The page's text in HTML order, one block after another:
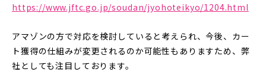
https://www.jftc.go.jp/soudan/jyohoteikyo/1204.html
アマゾンの方で対応を検討していると考えられ、今後、カー
ト獲得の仕組みが変更されるのか可能性もありますため、弊
社としても注目しております。